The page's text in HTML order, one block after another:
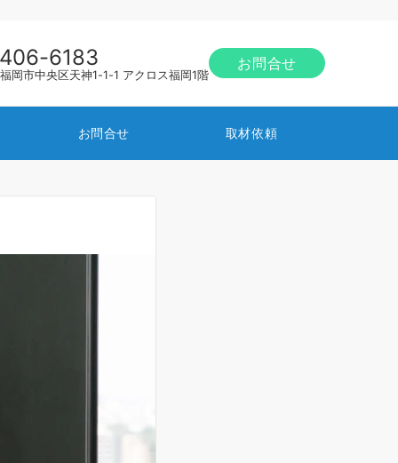
6183
岡市中央区天神1-1-1 アクロス福岡1階
お問合せ
お問合せ 取材依頼